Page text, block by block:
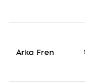
Arka Fren